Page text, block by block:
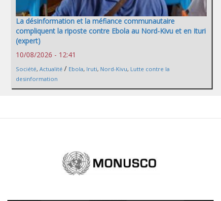
La désinformation et la méfiance communautaire
compliquent la riposte contre Ebola au Nord-Kivu et en Ituri
(expert)
10/08/2026 - 12:41
Société, Actualité / Ebola, Iruti, Nord-Kivu, Lutte contre la
desinformation